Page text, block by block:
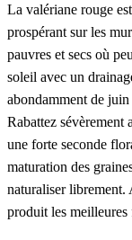
La valériane rouge
prospérant sur les
pauvres et secs où
soleil avec un
abondamment de
Rabattez sévèrement
une forte seconde
maturation des
naturaliser
produit les meilleures